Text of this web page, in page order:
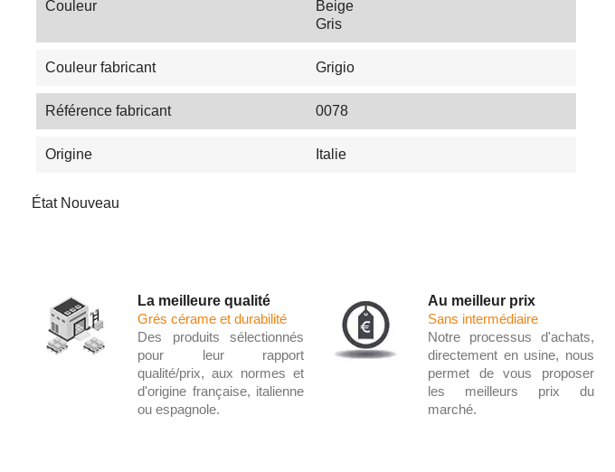
Couleur
Beige
Gris
Couleur fabricant Grigio
Référence fabricant 0078
Origine Italie
État Nouveau
La meilleure qualité
Grés cérame et durabilité
Des produits sélectionnés
pour leur rapport
qualité/prix, aux normes et
d'origine française, italienne
ou espagnole.
Au meilleur prix
Sans intermédiaire
Notre processus d'achats,
directement en usine, nous
permet de vous proposer
les meilleurs prix du
marché.